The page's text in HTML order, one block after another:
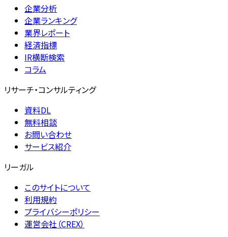
企業分析
企業ランキング
業界レポート
経済指標
IR横断検索
コラム
リサーチ・コンサルティング
資料DL
無料相談
お問い合わせ
サービス紹介
リーガル
このサイトについて
利用規約
プライバシーポリシー
運営会社（CREX）